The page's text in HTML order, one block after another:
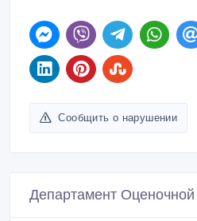
Сообщить о нарушении
Департамент Оценочной